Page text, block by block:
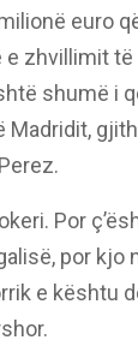
euro
zhvillimit të
shumë i
Madridit,
Por
por kjo
e kështu